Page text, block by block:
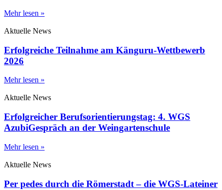
Mehr lesen »
Aktuelle News
Erfolgreiche Teilnahme am Känguru-Wettbewerb
2026
Mehr lesen »
Aktuelle News
Erfolgreicher Berufsorientierungstag: 4. WGS
AzubiGespräch an der Weingartenschule
Mehr lesen »
Aktuelle News
Per pedes durch die Römerstadt – die WGS-Lateiner